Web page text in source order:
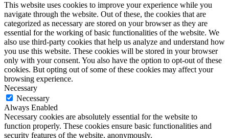
This website uses cookies to improve your experience while you
navigate through the website. Out of these, the cookies that are
categorized as necessary are stored on your browser as they are
essential for the working of basic functionalities of the website. We
also use third-party cookies that help us analyze and understand how
you use this website. These cookies will be stored in your browser
only with your consent. You also have the option to opt-out of these
cookies. But opting out of some of these cookies may affect your
browsing experience.
Necessary
Necessary
Always Enabled
Necessary cookies are absolutely essential for the website to
function properly. These cookies ensure basic functionalities and
security features of the website, anonymously.